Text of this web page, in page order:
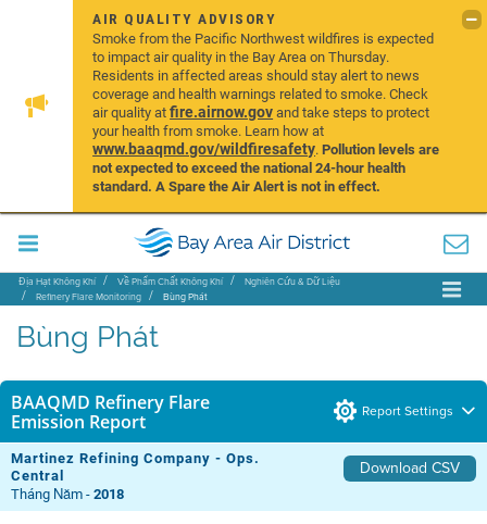
AIR QUALITY ADVISORY
Smoke from the Pacific Northwest wildfires is expected
to impact air quality in the Bay Area on Thursday.
Residents in affected areas should stay alert to news
coverage and health warnings related to smoke. Check
air quality atfire.airnow.govand take steps to protect
your health from smoke. Learn how at
www.baaqmd.gov/wildfiresafety.Pollution levels are
not expected to exceed the national 24-hour health
standard. A Spare the Air Alert is not in effect.
Địa Hạt Không Khí Về Phẩm Chất Không Khí
Nghiên Cứu & Dữ Liệu
Refinery Flare Monitoring
Bùng Phát
Bùng Phát
BAAQMD Refinery Flare
Emission Report
Report Settings
Martinez Refining Company - Ops.
Central
Download CSV
Tháng Năm -2018